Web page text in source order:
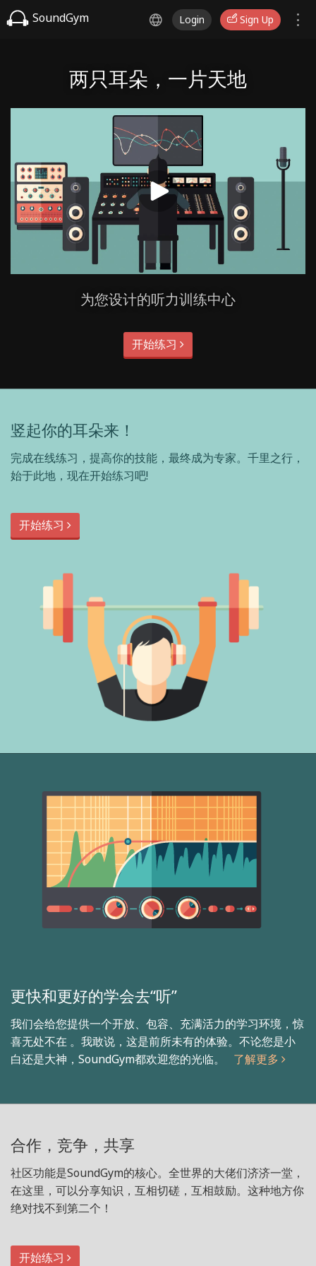
SoundGym Login Sign Up
两只耳朵，一片天地
为您设计的听力训练中心
开始练习
竖起你的耳朵来！
完成在线练习，提高你的技能，最终成为专家。千里之行，
始于此地，现在开始练习吧!
开始练习
更快和更好的学会去“听”
我们会给您提供一个开放、包容、充满活力的学习环境，惊
喜无处不在 。我敢说，这是前所未有的体验。不论您是小
白还是大神，SoundGym都欢迎您的光临。 了解更多
合作，竞争，共享
社区功能是SoundGym的核心。全世界的大佬们济济一堂，
在这里，可以分享知识，互相切磋，互相鼓励。这种地方你
绝对找不到第二个！
开始练习